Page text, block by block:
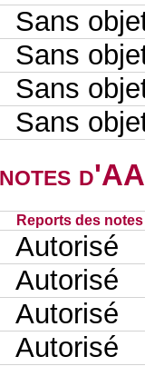
Sans
Sans
Sans
Sans
Reports des
Autorisé
Autorisé
Autorisé
Autorisé